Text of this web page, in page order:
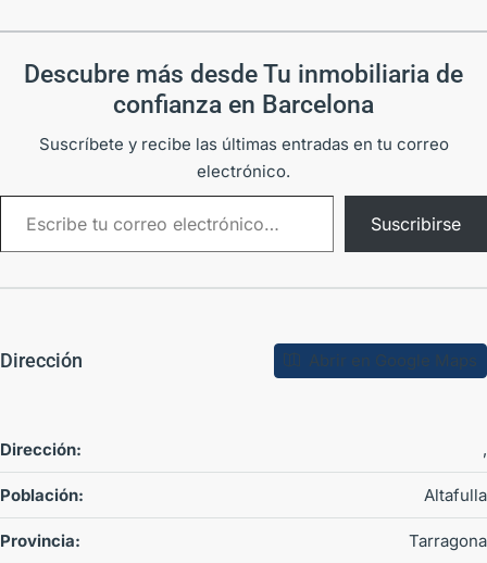
Descubre más desde Tu inmobiliaria de
confianza en Barcelona
Suscríbete y recibe las últimas entradas en tu correo
electrónico.
Suscribirse
Dirección Abrir en Google Maps
Dirección: ,
Población: Altafulla
Provincia: Tarragona